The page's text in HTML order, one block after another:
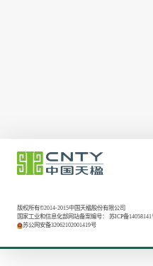
版权所有©2014-2015中国天楹股份有限公司
国家工业和信息化部网站备案编号： 苏ICP备14058141
苏公网安备32062102001419号